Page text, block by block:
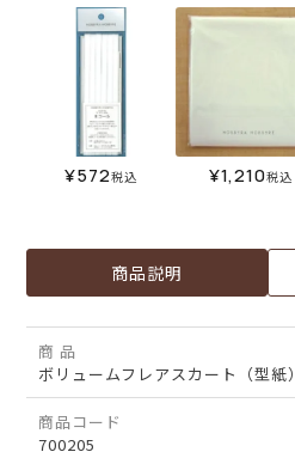
¥572税込 ¥1,210税込
商品説明
商 品
ボリュームフレアスカート（型紙）
商品コード
700205